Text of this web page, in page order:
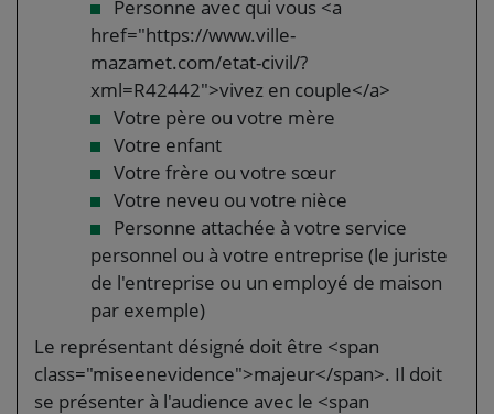
Personne avec qui vous <a
href="https://www.ville-
mazamet.com/etat-civil/?
xml=R42442">vivez en couple</a>
Votre père ou votre mère
Votre enfant
Votre frère ou votre sœur
Votre neveu ou votre nièce
Personne attachée à votre service
personnel ou à votre entreprise (le juriste
de l'entreprise ou un employé de maison
par exemple)
Le représentant désigné doit être <span
class="miseenevidence">majeur</span>. Il doit
se présenter à l'audience avec le <span